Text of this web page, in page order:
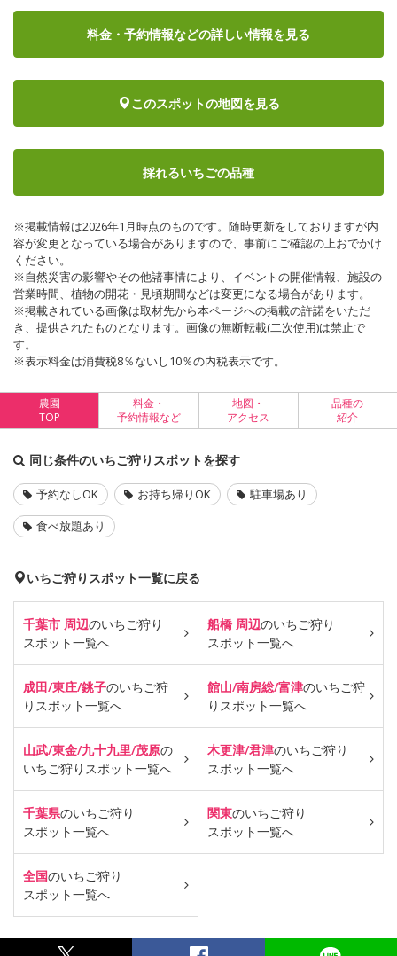
料金・予約情報などの詳しい情報を見る
このスポットの地図を見る
採れるいちごの品種
※掲載情報は2026年1月時点のものです。随時更新をしておりますが内
容が変更となっている場合がありますので、事前にご確認の上おでかけ
ください。
※自然災害の影響やその他諸事情により、イベントの開催情報、施設の
営業時間、植物の開花・見頃期間などは変更になる場合があります。
※掲載されている画像は取材先から本ページへの掲載の許諾をいただ
き、提供されたものとなります。画像の無断転載(二次使用)は禁止で
す。
※表示料金は消費税8％ないし10％の内税表示です。
農園
TOP
料金・
予約情報など
地図・
アクセス
品種の
紹介
同じ条件のいちご狩りスポットを探す
予約なしOK お持ち帰りOK
駐車場あり
食べ放題あり
いちご狩りスポット一覧に戻る
千葉市 周辺のいちご狩り
スポット一覧へ
船橋 周辺のいちご狩り
スポット一覧へ
成田/東庄/銚子のいちご狩
り スポット一覧へ
館山/南房総/富津のいちご狩
り スポット一覧へ
山武/東金/九十九里/茂原の
いちご狩り スポット一覧へ
木更津/君津のいちご狩り
スポット一覧へ
千葉県のいちご狩り
スポット一覧へ
関東のいちご狩り
スポット一覧へ
全国のいちご狩り
スポット一覧へ